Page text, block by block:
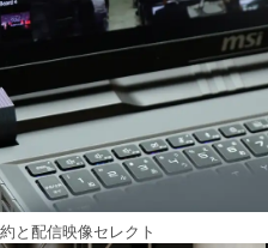
と配信映像セレクト